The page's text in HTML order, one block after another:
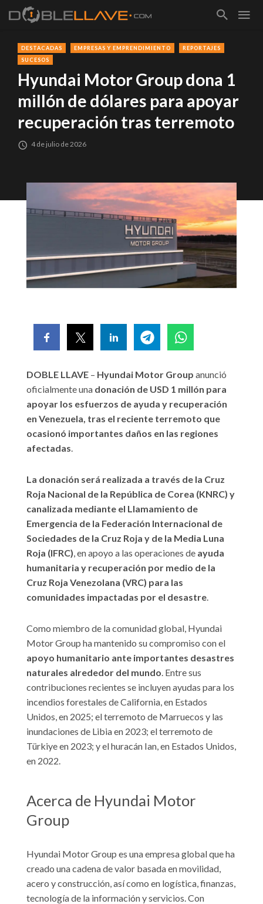
DESTACADAS EMPRESAS Y EMPRENDIMIENTO
REPORTAJES
SUCESOS
Hyundai Motor Group dona 1
millón de dólares para apoyar
recuperación tras terremoto
4 de julio de 2026
DOBLE LLAVE – Hyundai Motor Group anunció
oficialmente una donación de USD 1 millón para
apoyar los esfuerzos de ayuda y recuperación
en Venezuela, tras el reciente terremoto que
ocasionó importantes daños en las regiones
afectadas.
La donación será realizada a través de la Cruz
Roja Nacional de la República de Corea (KNRC) y
canalizada mediante el Llamamiento de
Emergencia de la Federación Internacional de
Sociedades de la Cruz Roja y de la Media Luna
Roja (IFRC), en apoyo a las operaciones de ayuda
humanitaria y recuperación por medio de la
Cruz Roja Venezolana (VRC) para las
comunidades impactadas por el desastre.
Como miembro de la comunidad global, Hyundai
Motor Group ha mantenido su compromiso con el
apoyo humanitario ante importantes desastres
naturales alrededor del mundo. Entre sus
contribuciones recientes se incluyen ayudas para los
incendios forestales de California, en Estados
Unidos, en 2025; el terremoto de Marruecos y las
inundaciones de Libia en 2023; el terremoto de
Türkiye en 2023; y el huracán Ian, en Estados Unidos,
en 2022.
Acerca de Hyundai Motor
Group
Hyundai Motor Group es una empresa global que ha
creado una cadena de valor basada en movilidad,
acero y construcción, así como en logística, finanzas,
tecnología de la información y servicios. Con